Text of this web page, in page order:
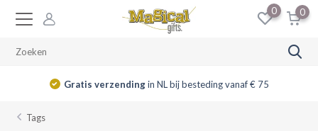
0 0
14 dagenretourrecht
Tags